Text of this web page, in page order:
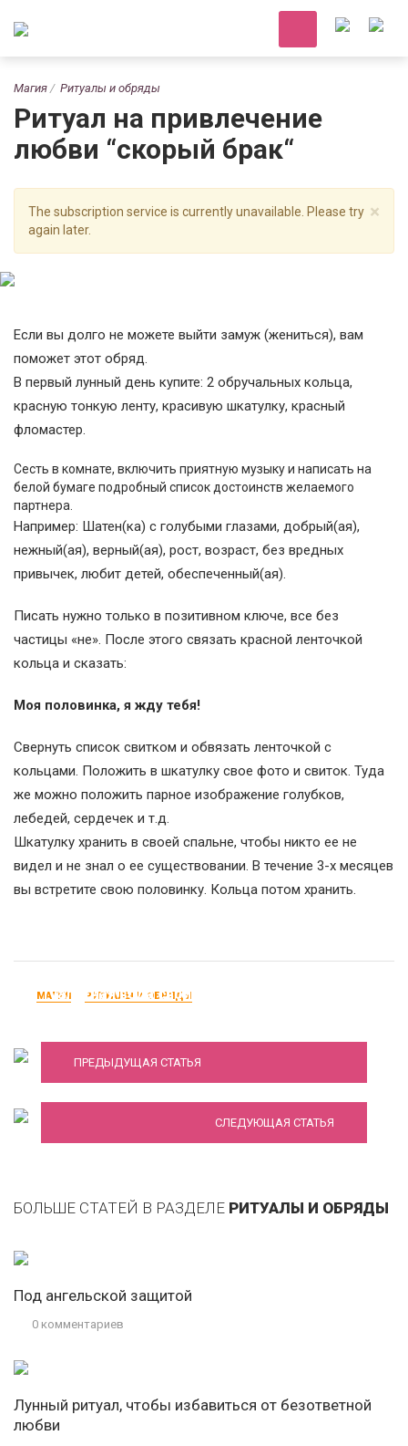
Магия Ритуалы и обряды
Ритуал на привлечение
любви “скорый брак“
×
The subscription service is currently unavailable. Please try
again later.
Если вы долго не можете выйти замуж (жениться), вам
поможет этот обряд.
В первый лунный день купите: 2 обручальных кольца,
красную тонкую ленту, красивую шкатулку, красный
фломастер.
Сесть в комнате, включить приятную музыку и написать на
белой бумаге подробный список достоинств желаемого
партнера.
Например: Шатен(ка) с голубыми глазами, добрый(ая),
нежный(ая), верный(ая), рост, возраст, без вредных
привычек, любит детей, обеспеченный(ая).
Писать нужно только в позитивном ключе, все без
частицы «не». После этого связать красной ленточкой
кольца и сказать:
Моя половинка, я жду тебя!
Свернуть список свитком и обвязать ленточкой с
кольцами. Положить в шкатулку свое фото и свиток. Туда
же можно положить парное изображение голубков,
лебедей, сердечек и т.д.
Шкатулку хранить в своей спальне, чтобы никто ее не
видел и не знал о ее существовании. В течение 3-х месяцев
вы встретите свою половинку. Кольца потом хранить.
МАГИЯ РИТУАЛЫ И ОБРЯДЫ
Туалетная вода своими руками. духи,
ПРЕДЫДУЩАЯ СТАТЬЯ
Магия древних славян: магические обряды
для женщин
СЛЕДУЮЩАЯ СТАТЬЯ
БОЛЬШЕ СТАТЕЙ В РАЗДЕЛЕ РИТУАЛЫ И ОБРЯДЫ
Под ангельской защитой
0 комментариев
Лунный ритуал, чтобы избавиться от безответной
любви